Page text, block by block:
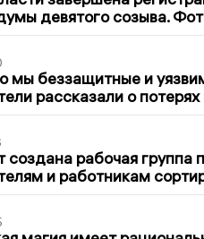
девятого созыва.
мы беззащитные и
рассказали о
создана рабочая группа
и работникам